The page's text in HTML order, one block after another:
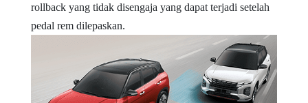
rollback yang tidak disengaja yang dapat terjadi setelah
pedal rem dilepaskan.